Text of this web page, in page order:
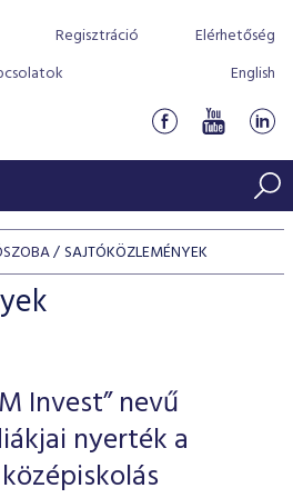
Regisztráció
Elérhetőség
English
indexek
kötvény tőzsdei bevezetését
egyszerűen
SAJTÓKÖZLEMÉNYEK
Invest” nevű
nyerték a